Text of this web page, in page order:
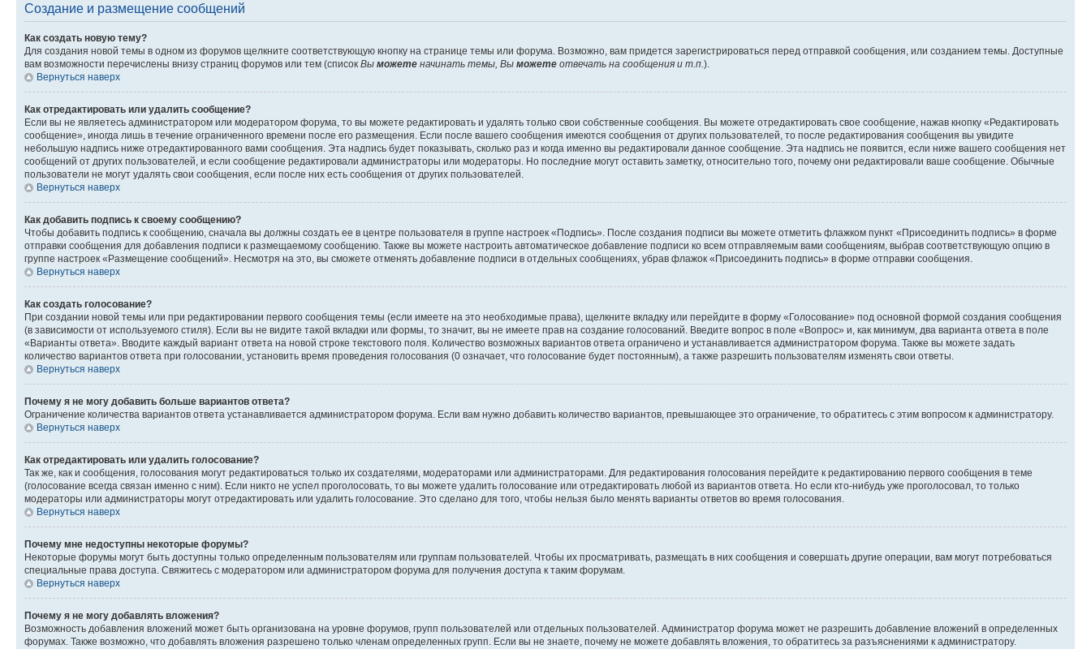
Создание и размещение сообщений
Как создать новую тему?
Для создания новой темы в одном из форумов щелкните соответствующую кнопку на странице темы или форума. Возможно, вам придется зарегистрироваться перед отправкой сообщения, или созданием темы. Доступные
вам возможности перечислены внизу страниц форумов или тем (список Вы можете начинать темы, Вы можете отвечать на сообщения и т.п. ).
Вернуться наверх
Как отредактировать или удалить сообщение?
Если вы не являетесь администратором или модератором форума, то вы можете редактировать и удалять только свои собственные сообщения. Вы можете отредактировать свое сообщение, нажав кнопку «Редактировать
сообщение», иногда лишь в течение ограниченного времени после его размещения. Если после вашего сообщения имеются сообщения от других пользователей, то после редактирования сообщения вы увидите
небольшую надпись ниже отредактированного вами сообщения. Эта надпись будет показывать, сколько раз и когда именно вы редактировали данное сообщение. Эта надпись не появится, если ниже вашего сообщения нет
сообщений от других пользователей, и если сообщение редактировали администраторы или модераторы. Но последние могут оставить заметку, относительно того, почему они редактировали ваше сообщение. Обычные
пользователи не могут удалять свои сообщения, если после них есть сообщения от других пользователей.
Вернуться наверх
Как добавить подпись к своему сообщению?
Чтобы добавить подпись к сообщению, сначала вы должны создать ее в центре пользователя в группе настроек «Подпись». После создания подписи вы можете отметить флажком пункт «Присоединить подпись» в форме
отправки сообщения для добавления подписи к размещаемому сообщению. Также вы можете настроить автоматическое добавление подписи ко всем отправляемым вами сообщениям, выбрав соответствующую опцию в
группе настроек «Размещение сообщений». Несмотря на это, вы сможете отменять добавление подписи в отдельных сообщениях, убрав флажок «Присоединить подпись» в форме отправки сообщения.
Вернуться наверх
Как создать голосование?
При создании новой темы или при редактировании первого сообщения темы (если имеете на это необходимые права), щелкните вкладку или перейдите в форму «Голосование» под основной формой создания сообщения
(в зависимости от используемого стиля). Если вы не видите такой вкладки или формы, то значит, вы не имеете прав на создание голосований. Введите вопрос в поле «Вопрос» и, как минимум, два варианта ответа в поле
«Варианты ответа». Вводите каждый вариант ответа на новой строке текстового поля. Количество возможных вариантов ответа ограничено и устанавливается администратором форума. Также вы можете задать
количество вариантов ответа при голосовании, установить время проведения голосования (0 означает, что голосование будет постоянным), а также разрешить пользователям изменять свои ответы.
Вернуться наверх
Почему я не могу добавить больше вариантов ответа?
Ограничение количества вариантов ответа устанавливается администратором форума. Если вам нужно добавить количество вариантов, превышающее это ограничение, то обратитесь с этим вопросом к администратору.
Вернуться наверх
Как отредактировать или удалить голосование?
Так же, как и сообщения, голосования могут редактироваться только их создателями, модераторами или администраторами. Для редактирования голосования перейдите к редактированию первого сообщения в теме
(голосование всегда связан именно с ним). Если никто не успел проголосовать, то вы можете удалить голосование или отредактировать любой из вариантов ответа. Но если кто-нибудь уже проголосовал, то только
модераторы или администраторы могут отредактировать или удалить голосование. Это сделано для того, чтобы нельзя было менять варианты ответов во время голосования.
Вернуться наверх
Почему мне недоступны некоторые форумы?
Некоторые форумы могут быть доступны только определенным пользователям или группам пользователей. Чтобы их просматривать, размещать в них сообщения и совершать другие операции, вам могут потребоваться
специальные права доступа. Свяжитесь с модератором или администратором форума для получения доступа к таким форумам.
Вернуться наверх
Почему я не могу добавлять вложения?
Возможность добавления вложений может быть организована на уровне форумов, групп пользователей или отдельных пользователей. Администратор форума может не разрешить добавление вложений в определенных
форумах. Также возможно, что добавлять вложения разрешено только членам определенных групп. Если вы не знаете, почему не можете добавлять вложения, то обратитесь за разъяснениями к администратору.